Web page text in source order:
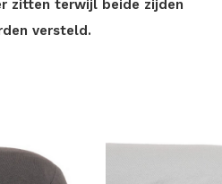
zitten terwijl beide zijden
versteld.